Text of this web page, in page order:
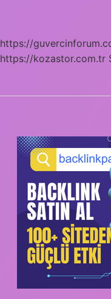
https://
https://kozastor.com.tr